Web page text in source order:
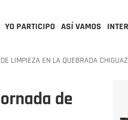
YO PARTICIPO ASÍ VAMOS
LIMPIEZA EN LA QUEBRADA
de